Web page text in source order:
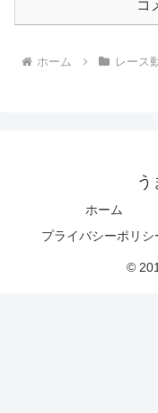
コ
ホーム レース
ホーム
プライバシーポリシ
©